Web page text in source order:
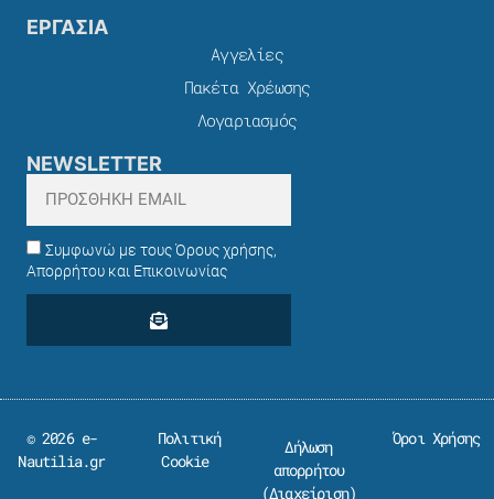
ΕΡΓΑΣΙΑ
Αγγελίες
Πακέτα Χρέωσης​
Λογαριασμός
NEWSLETTER
Συμφωνώ με τους Όρους χρήσης,
Απορρήτου και Επικοινωνίας
© 2026 e-
Nautilia.gr
Πολιτική
Cookie
Δήλωση
απορρήτου
(Διαχείριση)
Όροι Χρήσης